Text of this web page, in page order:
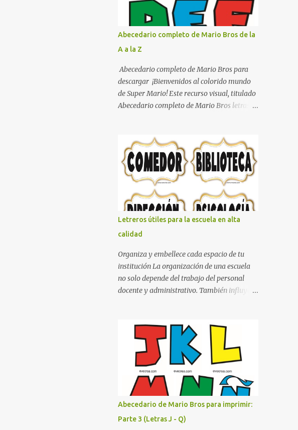
con pósters Cama con diseño de ring de
boxeo Ideas para decoraciones de fiestas
infantiles Cosas bonitas que se pueden hacer
con gomas de coche
Abecedario completo de Mario Bros de la
A a la Z
Abecedario completo de Mario Bros para
descargar ¡Bienvenidos al colorido mundo
de Super Mario! Este recurso visual, titulado
Abecedario completo de Mario Bros letras
de los videojuegos. Este set de letras está
diseñado para transformar cualquier
mensaje en una aventura, utilizando la
tipografía clásica y robusta que los fans han
reconocido por décadas. En esta primera
sección, el abecedario nos presenta:
Identidad Visual: Un diseño de bloques con
bordes negros gruesos que resaltan sobre
cualquier fondo. Paleta de Colores: Una
secuencia dinámica que alterna entre el rojo
de Mario, el verde de Luigi, y los tonos azul y
amarillo clásicos de los elementos del juego.
Contenido Actual: La imagen muestra la
divertido que define a toda la colección.
Primera parte del juego de letras in...
Letreros útiles para la escuela en alta
calidad
Organiza y embellece cada espacio de tu
institución La organización de una escuela
no solo depende del trabajo del personal
docente y administrativo. También influye la
una función práctica al orientar a
estudiantes, padres de familia, docentes y
visitantes, pero además aportan un toque
decorativo que hace que la institución luzca
más ordenada, moderna y acogedora.
Pensando en esta necesidad, he diseñado
una colección de letreros útiles para la
escuela con un estilo elegante, fácil de leer y
listo para imprimir en alta calidad. Su diseño
Abecedario de Mario Bros para imprimir:
Parte 3 (Letras J - Q)